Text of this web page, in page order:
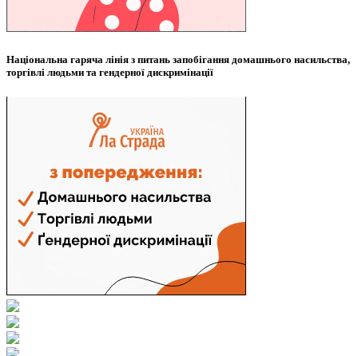
Національна гаряча лінія з питань запобігання домашнього насильства,
торгівлі людьми та гендерної дискримінації